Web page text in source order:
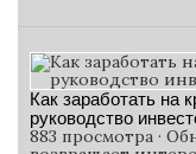
Как заработать на
руководство
883 просмотра ·